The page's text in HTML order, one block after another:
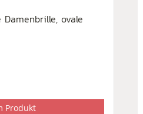
ovale
Produkt